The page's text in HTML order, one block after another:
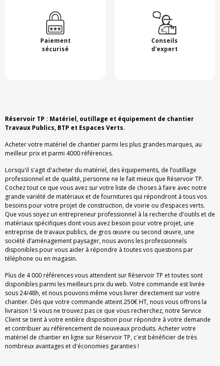
Paiement
sécurisé
Conseils
d'expert
Réservoir TP : Matériel, outillage et équipement de chantier
Travaux Publics, BTP et Espaces Verts.
Acheter votre matériel de chantier parmi les plus grandes marques, au
meilleur prix et parmi 4000 références.
Lorsqu'il s'agit d'acheter du matériel, des équipements, de l’outillage
professionnel et de qualité, personne ne le fait mieux que Réservoir TP.
Cochez tout ce que vous avez sur votre liste de choses à faire avec notre
grande variété de matériaux et de fournitures qui répondront à tous vos
besoins pour votre projet de construction, de voirie ou d’espaces verts.
Que vous soyez un entrepreneur professionnel à la recherche d'outils et de
matériaux spécifiques dont vous avez besoin pour votre projet, une
entreprise de travaux publics, de gros œuvre ou second œuvre, une
société d’aménagement paysager, nous avons les professionnels
disponibles pour vous aider à répondre à toutes vos questions par
téléphone ou en magasin.
Plus de 4 000 références vous attendent sur Réservoir TP et toutes sont
disponibles parmi les meilleurs prix du web. Votre commande est livrée
sous 24/48h, et nous pouvons même vous livrer directement sur votre
chantier. Dès que votre commande atteint 250€ HT, nous vous offrons la
livraison ! Si vous ne trouvez pas ce que vous recherchez, notre Service
Client se tient à votre entière disposition pour répondre à votre demande
et contribuer au référencement de nouveaux produits. Acheter votre
matériel de chantier en ligne sur Réservoir TP, c'est bénéficier de très
nombreux avantages et d'économies garanties !